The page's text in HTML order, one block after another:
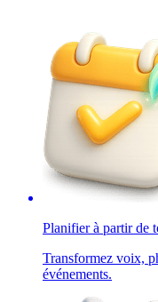
Planifier à partir de
Transformez voix,
événements.